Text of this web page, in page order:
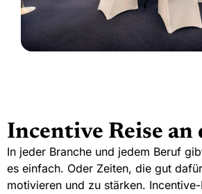
Incentive Reise an
In jeder Branche und jedem Beruf
es einfach. Oder Zeiten, die gut
motivieren und zu stärken.